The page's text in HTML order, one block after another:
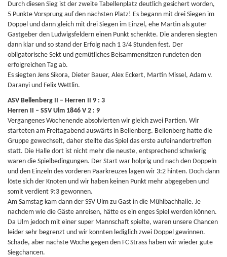
Durch diesen Sieg ist der zweite Tabellenplatz deutlich gesichert worden,
5 Punkte Vorsprung auf den nächsten Platz! Es begann mit drei Siegen im
Doppel und dann gleich mit drei Siegen im Einzel, ehe Martin als guter
Gastgeber den Ludwigsfeldern einen Punkt schenkte. Die anderen siegten
dann klar und so stand der Erfolg nach 1 3/4 Stunden fest. Der
obligatorische Sekt und gemütliches Beisammensitzen rundeten den
erfolgreichen Tag ab.
Es siegten Jens Sikora, Dieter Bauer, Alex Eckert, Martin Missel, Adam v.
Daranyi und Felix Wettlin.
ASV Bellenberg II – Herren II 9 : 3
Herren II – SSV Ulm 1846 V 2 : 9
Vergangenes Wochenende absolvierten wir gleich zwei Partien. Wir
starteten am Freitagabend auswärts in Bellenberg. Bellenberg hatte die
Gruppe gewechselt, daher stellte das Spiel das erste aufeinandertreffen
statt. Die Halle dort ist nicht mehr die neuste, entsprechend schwierig
waren die Spielbedingungen. Der Start war holprig und nach den Doppeln
und den Einzeln des vorderen Paarkreuzes lagen wir 3:2 hinten. Doch dann
löste sich der Knoten und wir haben keinen Punkt mehr abgegeben und
somit verdient 9:3 gewonnen.
Am Samstag kam dann der SSV Ulm zu Gast in die Mühlbachhalle. Je
nachdem wie die Gäste anreisen, hätte es ein enges Spiel werden können.
Da Ulm jedoch mit einer super Mannschaft spielte, waren unsere Chancen
leider sehr begrenzt und wir konnten lediglich zwei Doppel gewinnen.
Schade, aber nächste Woche gegen den FC Strass haben wir wieder gute
Siegchancen.